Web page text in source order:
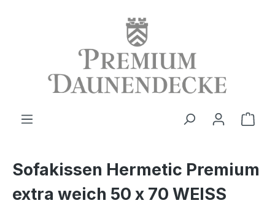
Sofakissen Hermetic Premium
extra weich 50 x 70 WEISS